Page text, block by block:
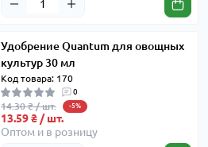
Удобрение Quantum для овощных
культур 30 мл
Код товара: 170
0
14.30 ₴ / шт. -5%
13.59 ₴ / шт.
Оптом и в розницу